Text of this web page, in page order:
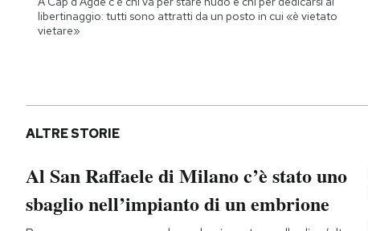
libertinaggio: tutti sono attratti da un posto in cui «è vietato
vietare»
ALTRE STORIE
Al San Raffaele di Milano c’è stato uno
sbaglio nell’impianto di un embrione